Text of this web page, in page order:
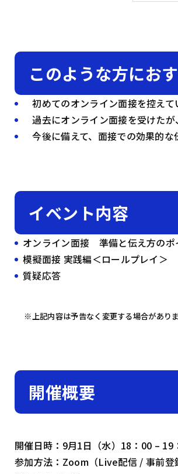
このような方にお
初めてのオンライン面接を控え
過去にオンライン面接を受けた
今後に備えて、面接での効果的な
イベント内容
オンライン面接 準備と伝え方のポ
模擬面接 実践編＜ロールプレイ＞
質疑応答
※上記内容は予告なく変更する場合があり
開催概要
開催日時：9月1日（水）18：00 – 19
参加方法：Zoom（Live配信 / 事前登